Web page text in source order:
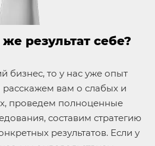
результат себе?
бизнес, то у нас уже опыт
вам о слабых и
проведем полноценные
составим стратегию
результатов. Если у